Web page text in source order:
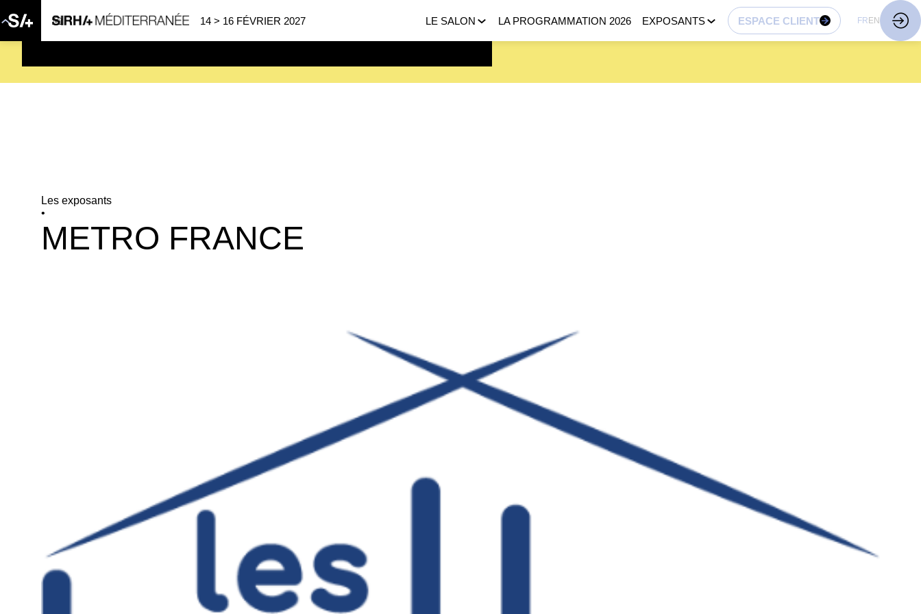
14 > 16 FÉVRIER 2027 LE SALON LA PROGRAMMATION 2026 EXPOSANTS ESPACE CLIENT FR EN
Les exposants
•
METRO FRANCE